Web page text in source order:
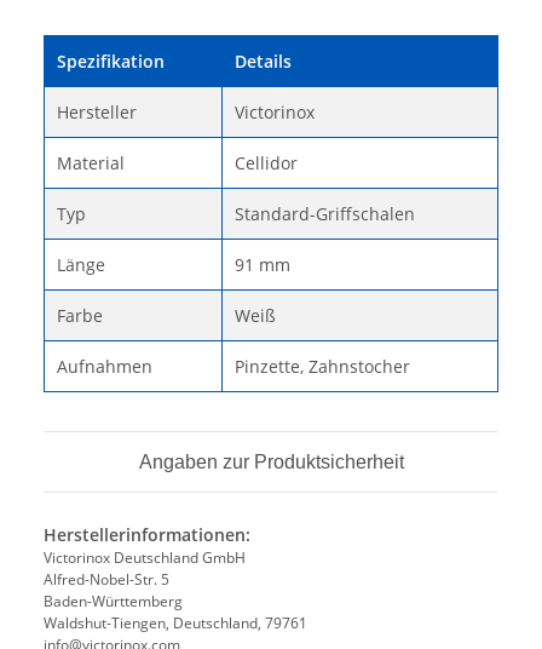
Spezifikation Details
Hersteller Victorinox
Material Cellidor
Typ Standard-Griffschalen
Länge 91 mm
Farbe Weiß
Aufnahmen Pinzette, Zahnstocher
Angaben zur Produktsicherheit
Herstellerinformationen:
Victorinox Deutschland GmbH
Alfred-Nobel-Str. 5
Baden-Württemberg
Waldshut-Tiengen, Deutschland, 79761
info@victorinox.com